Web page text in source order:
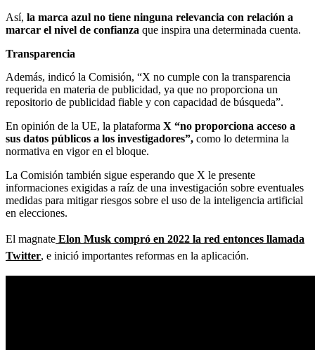
Así, la marca azul no tiene ninguna relevancia con relación a
marcar el nivel de confianza que inspira una determinada cuenta.
Transparencia
Además, indicó la Comisión, “X no cumple con la transparencia
requerida en materia de publicidad, ya que no proporciona un
repositorio de publicidad fiable y con capacidad de búsqueda”.
En opinión de la UE, la plataforma X “no proporciona acceso a
sus datos públicos a los investigadores”, como lo determina la
normativa en vigor en el bloque.
La Comisión también sigue esperando que X le presente
informaciones exigidas a raíz de una investigación sobre eventuales
medidas para mitigar riesgos sobre el uso de la inteligencia artificial
en elecciones.
El magnate Elon Musk compró en 2022 la red entonces llamada
Twitter, e inició importantes reformas en la aplicación.